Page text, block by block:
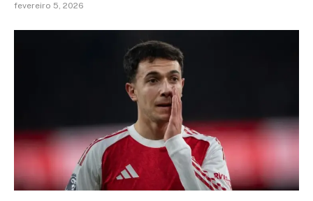
fevereiro 5, 2026